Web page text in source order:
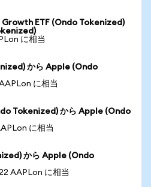
Growth ETF (Ondo Tokenized)
に相当
から Apple (Ondo
に相当
Tokenized) から Apple (Ondo
に相当
から Apple (Ondo
AAPLon に相当